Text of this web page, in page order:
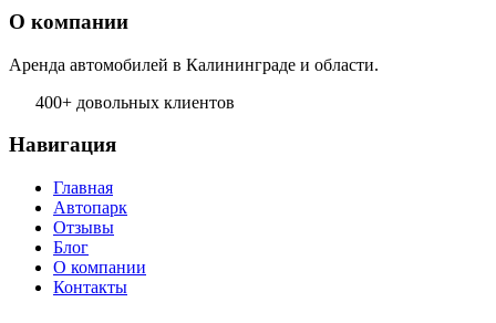
О компании
Аренда автомобилей в Калининграде и области.
400+ довольных клиентов
Навигация
Главная
Автопарк
Отзывы
Блог
О компании
Контакты